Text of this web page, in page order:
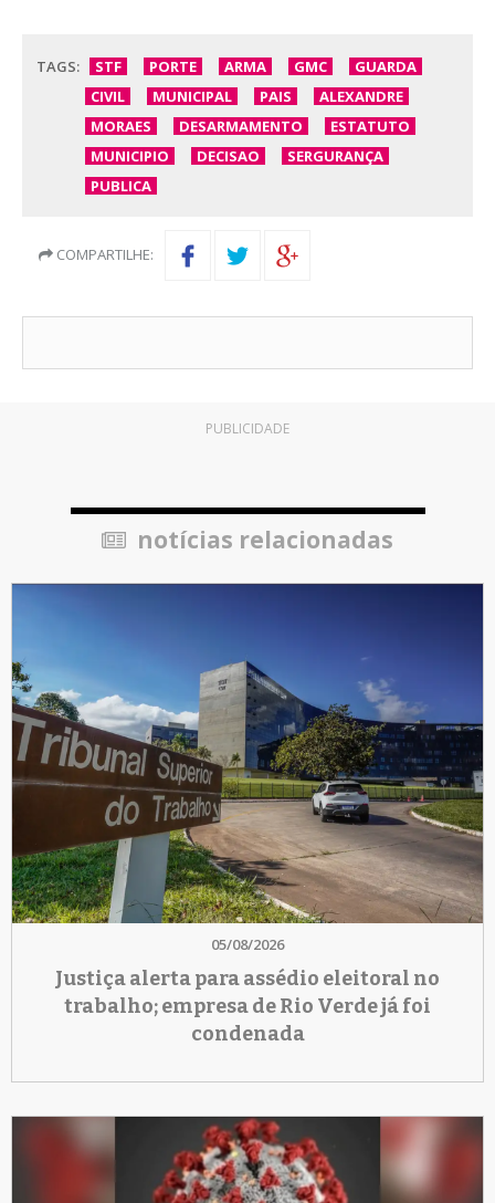
TAGS: STF PORTE ARMA GMC
GUARDA
CIVIL
MUNICIPAL PAIS
ALEXANDRE
MORAES
DESARMAMENTO
ESTATUTO
MUNICIPIO
DECISAO
SERGURANÇA
PUBLICA
COMPARTILHE:
PUBLICIDADE
notícias relacionadas
05/08/2026
Justiça alerta para assédio eleitoral no
trabalho; empresa de Rio Verde já foi
condenada